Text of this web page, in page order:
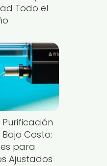
Todo el
Costo:
para
Ajustados